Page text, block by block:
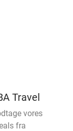
Travel
vores
fra